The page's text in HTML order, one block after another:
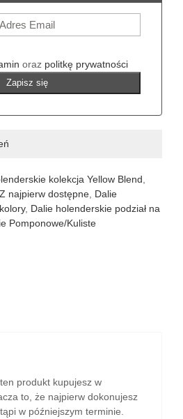
oraz politkę prywatności
Zapisz się
kolekcja Yellow Blend
najpierw dostępne Dalie
, Dalie holenderskie podział na
Pomponowe/Kuliste
produkt kupujesz w
to, że najpierw dokonujesz
w późniejszym terminie.